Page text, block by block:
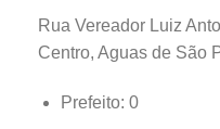
Rua Vereador Luiz
Centro, Aguas de São
Prefeito: 0